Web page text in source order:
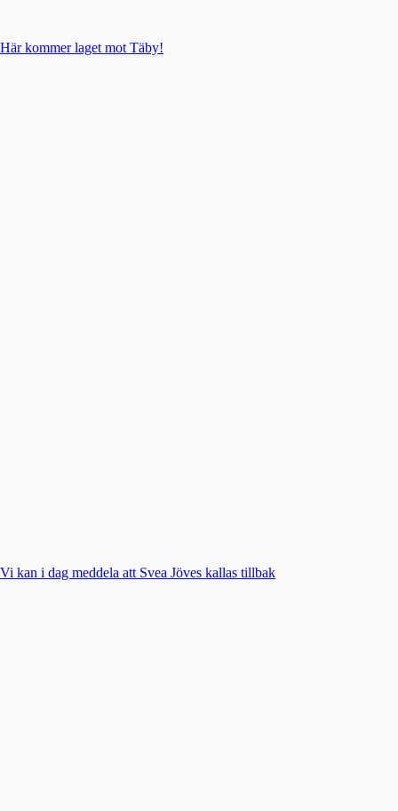
Här kommer laget mot Täby!
Vi kan i dag meddela att Svea Jöves kallas tillbak